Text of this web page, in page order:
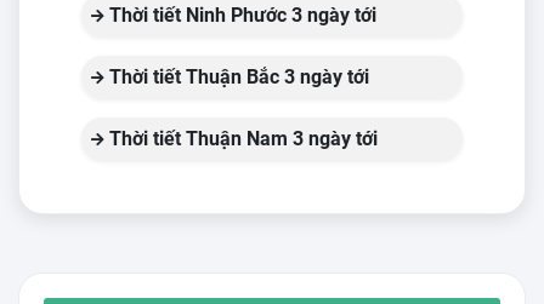
Thời tiết Ninh Phước 3 ngày tới
Thời tiết Thuận Bắc 3 ngày tới
Thời tiết Thuận Nam 3 ngày tới